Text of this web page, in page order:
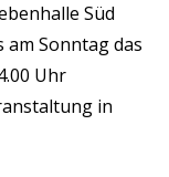
Süd
Sonntag das
Uhr
in